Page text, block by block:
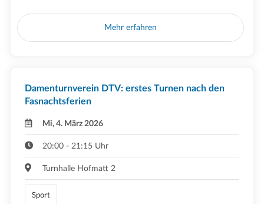
Mehr erfahren
Damenturnverein DTV: erstes Turnen nach den
Fasnachtsferien
Mi, 4. März 2026
20:00 - 21:15 Uhr
Turnhalle Hofmatt 2
Sport